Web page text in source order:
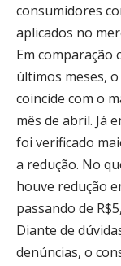
consumidores
aplicados no
Em comparação
últimos meses,
coincide com o
mês de abril. Já
foi verificado
a redução. No
houve redução
passando de
Diante de
denúncias, o